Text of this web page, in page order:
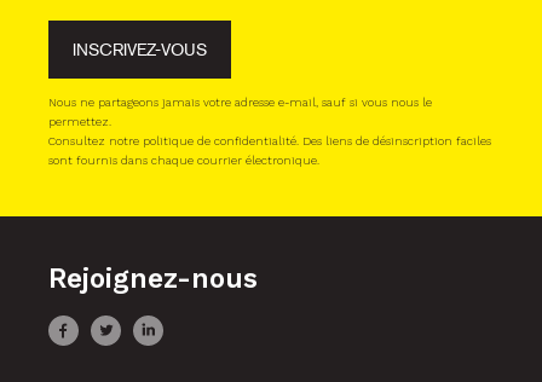
INSCRIVEZ-VOUS
Nous ne partageons jamais votre adresse e-mail, sauf si vous nous le
permettez.
Consultez notre politique de confidentialité. Des liens de désinscription faciles
sont fournis dans chaque courrier électronique.
Rejoignez-nous